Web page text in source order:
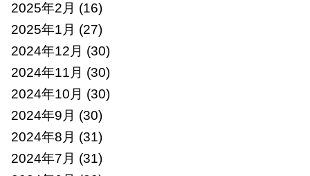
2025年2月 (16)
2025年1月 (27)
2024年12月 (30)
2024年11月 (30)
2024年10月 (30)
2024年9月 (30)
2024年8月 (31)
2024年7月 (31)